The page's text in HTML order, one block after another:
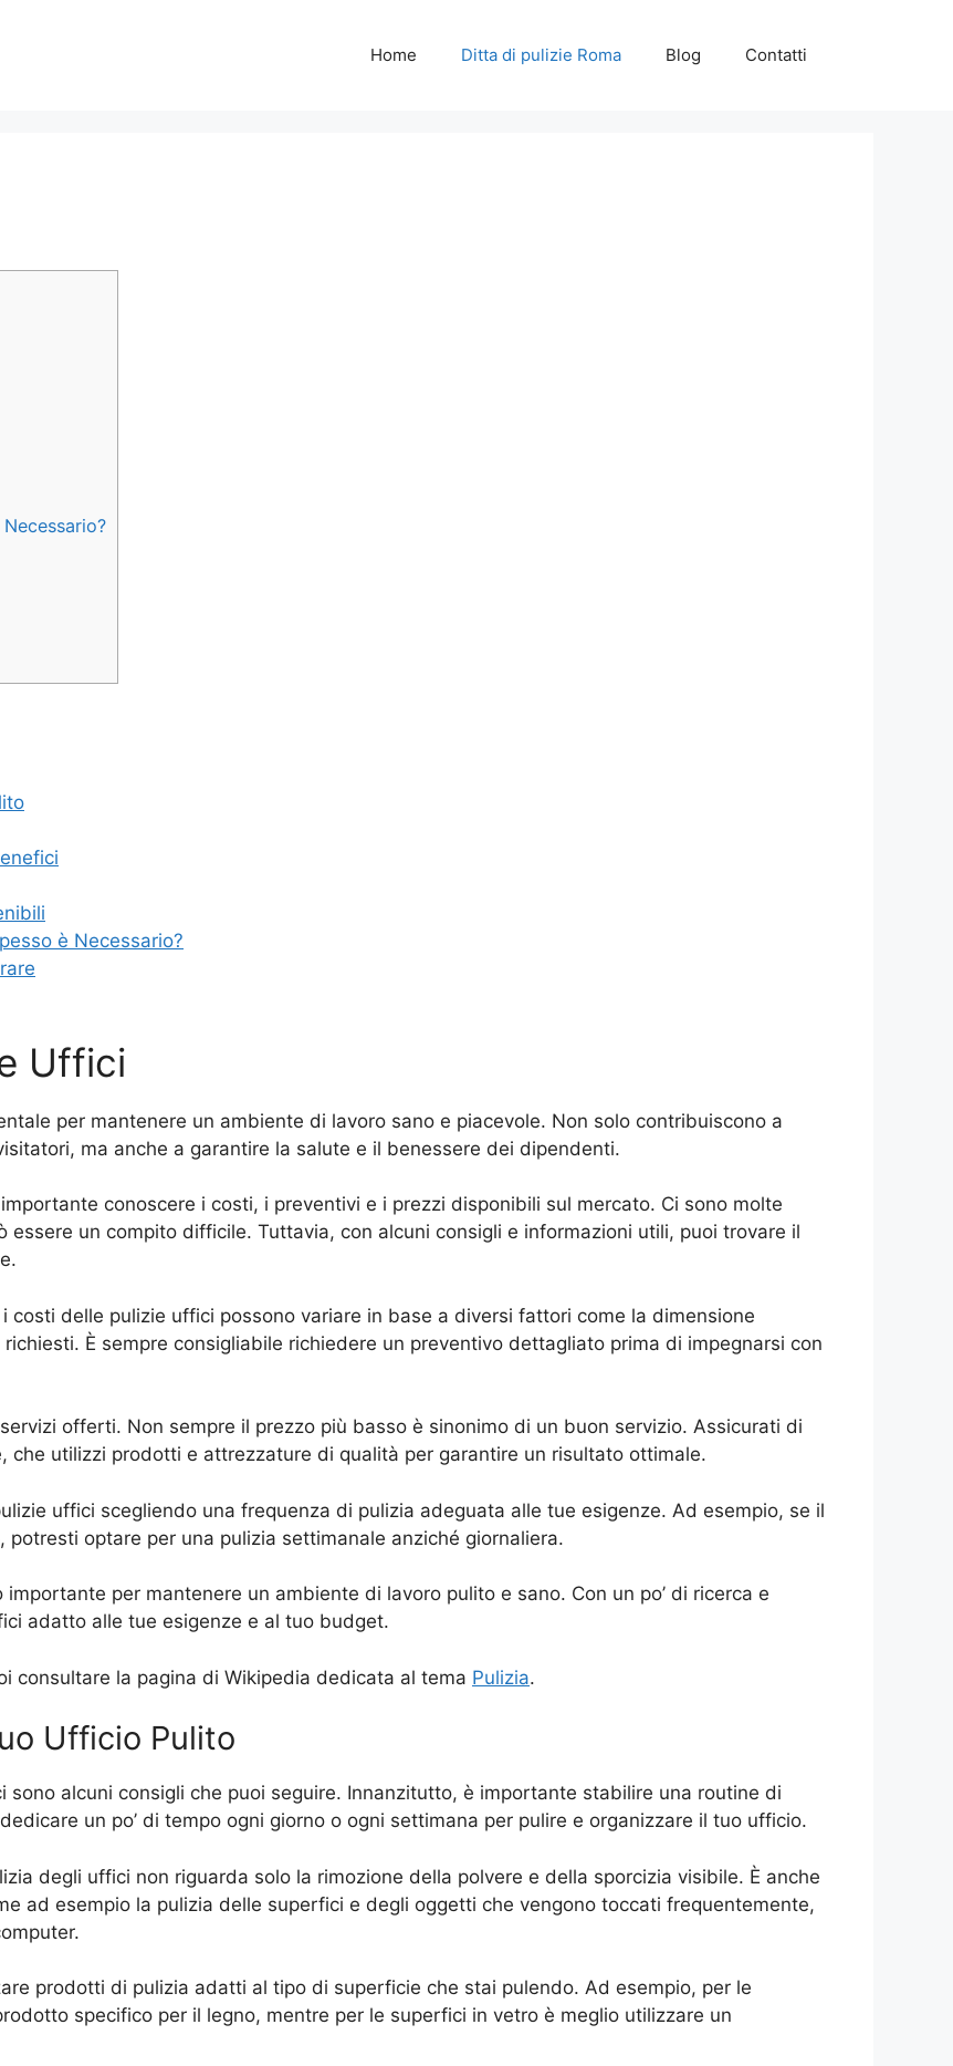
Home Ditta di pulizie Roma Blog Contatti
è Necessario?
Uffici
per mantenere un ambiente di lavoro sano e piacevole. Non solo contribuiscono a
ma anche a garantire la salute e il benessere dei dipendenti.
conoscere i costi, i preventivi e i prezzi disponibili sul mercato. Ci sono molte
essere un compito difficile. Tuttavia, con alcuni consigli e informazioni utili, puoi trovare il
delle pulizie uffici possono variare in base a diversi fattori come la dimensione
È sempre consigliabile richiedere un preventivo dettagliato prima di impegnarsi con
offerti. Non sempre il prezzo più basso è sinonimo di un buon servizio. Assicurati di
che utilizzi prodotti e attrezzature di qualità per garantire un risultato ottimale.
uffici scegliendo una frequenza di pulizia adeguata alle tue esigenze. Ad esempio, se il
optare per una pulizia settimanale anziché giornaliera.
per mantenere un ambiente di lavoro pulito e sano. Con un po’ di ricerca e
adatto alle tue esigenze e al tuo budget.
consultare la pagina di Wikipedia dedicata al tema Pulizia.
Ufficio Pulito
alcuni consigli che puoi seguire. Innanzitutto, è importante stabilire una routine di
un po’ di tempo ogni giorno o ogni settimana per pulire e organizzare il tuo ufficio.
degli uffici non riguarda solo la rimozione della polvere e della sporcizia visibile. È anche
ad esempio la pulizia delle superfici e degli oggetti che vengono toccati frequentemente,
prodotti di pulizia adatti al tipo di superficie che stai pulendo. Ad esempio, per le
specifico per il legno, mentre per le superfici in vetro è meglio utilizzare un